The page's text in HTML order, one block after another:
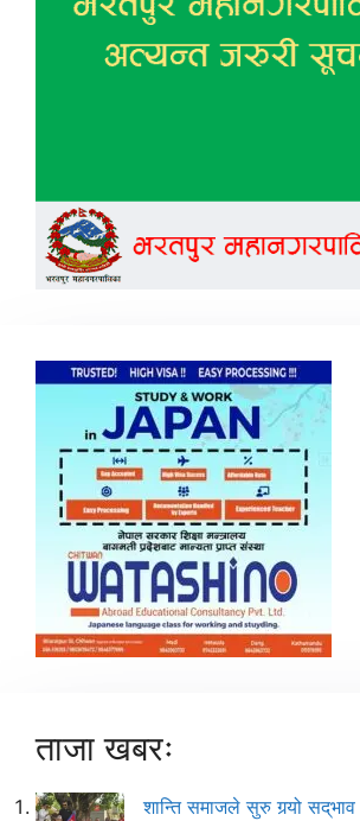
ताजा खबरः
शान्ति समाजले सुरु गर्‍यो